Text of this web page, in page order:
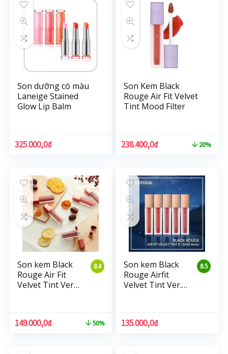
Son dưỡng có màu
Laneige Stained
Glow Lip Balm
325.000,0₫
Son Kem Black
Rouge Air Fit Velvet
Tint Mood Filter
238.400,0₫ 20%
8.4
Son kem Black
Rouge Air Fit
Velvet Tint Ver3
149.000,0₫ 50%
8.5
Son kem Black
Rouge Airfit
Velvet Tint Ver.5
135.000,0₫